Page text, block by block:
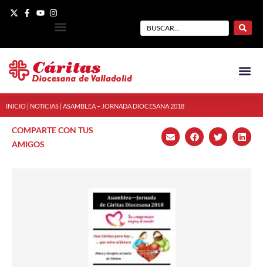
INICIO NOTICIAS ASAMBLEA – JORNADA DIOCESANA 2018
COMPARTE CON TUS
AMIGOS